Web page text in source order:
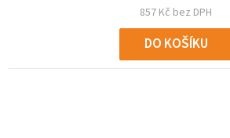
857 Kč bez DPH
DO KOŠÍKU